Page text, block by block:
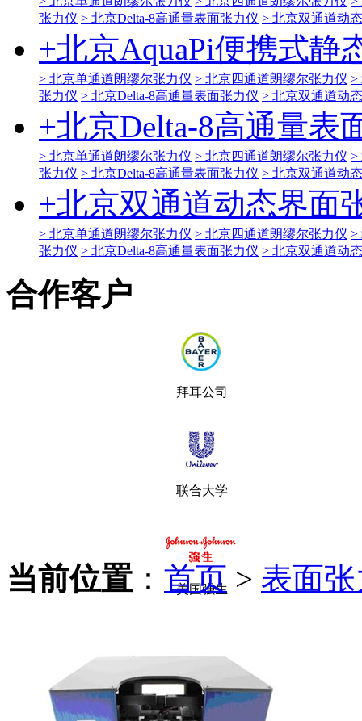
张力仪 > 北京Delta-8高通量表面张力仪 > 北京双通道动
+北京AquaPi便携式静
> 北京单通道朗缪尔张力仪 > 北京四通道朗缪尔张力仪 >
张力仪 > 北京Delta-8高通量表面张力仪 > 北京双通道动
+北京Delta-8高通量表
> 北京单通道朗缪尔张力仪 > 北京四通道朗缪尔张力仪 >
张力仪 > 北京Delta-8高通量表面张力仪 > 北京双通道动
+北京双通道动态界面
> 北京单通道朗缪尔张力仪 > 北京四通道朗缪尔张力仪 >
张力仪 > 北京Delta-8高通量表面张力仪 > 北京双通道动
合作客户
拜耳公司
联合大学
美国强生
当前位置 ： 首页 > 表面